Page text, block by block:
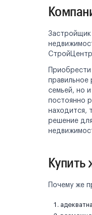
Застройщик
СтройЦентр
правильное
семьей, но
постоянно
находится,
решение
Купить
Почему же